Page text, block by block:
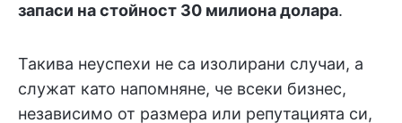
запаси на стойност 30 милиона долара.
Такива неуспехи не са изолирани случаи, а
служат като напомняне, че всеки бизнес,
независимо от размера или репутацията си,